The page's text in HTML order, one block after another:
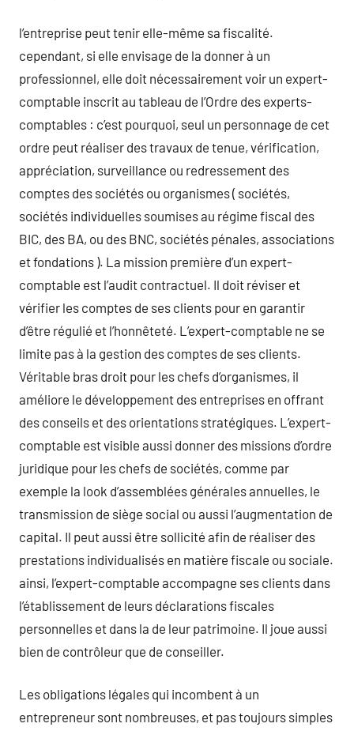
l’entreprise peut tenir elle-même sa fiscalité.
cependant, si elle envisage de la donner à un
professionnel, elle doit nécessairement voir un expert-
comptable inscrit au tableau de l’Ordre des experts-
comptables : c’est pourquoi, seul un personnage de cet
ordre peut réaliser des travaux de tenue, vérification,
appréciation, surveillance ou redressement des
comptes des sociétés ou organismes ( sociétés,
sociétés individuelles soumises au régime fiscal des
BIC, des BA, ou des BNC, sociétés pénales, associations
et fondations ). La mission première d’un expert-
comptable est l’audit contractuel. Il doit réviser et
vérifier les comptes de ses clients pour en garantir
d’être régulié et l’honnêteté. L’expert-comptable ne se
limite pas à la gestion des comptes de ses clients.
Véritable bras droit pour les chefs d’organismes, il
améliore le développement des entreprises en offrant
des conseils et des orientations stratégiques. L’expert-
comptable est visible aussi donner des missions d’ordre
juridique pour les chefs de sociétés, comme par
exemple la look d’assemblées générales annuelles, le
transmission de siège social ou aussi l’augmentation de
capital. Il peut aussi être sollicité afin de réaliser des
prestations individualisés en matière fiscale ou sociale.
ainsi, l’expert-comptable accompagne ses clients dans
l’établissement de leurs déclarations fiscales
personnelles et dans la de leur patrimoine. Il joue aussi
bien de contrôleur que de conseiller.
Les obligations légales qui incombent à un
entrepreneur sont nombreuses, et pas toujours simples